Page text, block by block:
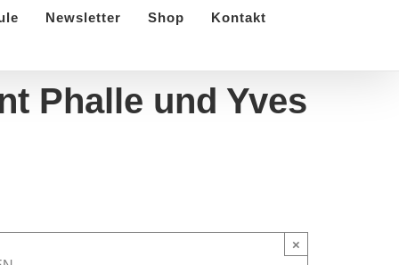
Newsletter Shop Kontakt
Phalle und Yves
×